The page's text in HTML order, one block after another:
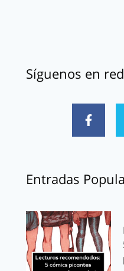
Síguenos en
Entradas